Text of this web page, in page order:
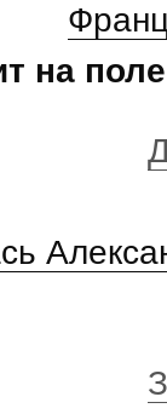
на поле